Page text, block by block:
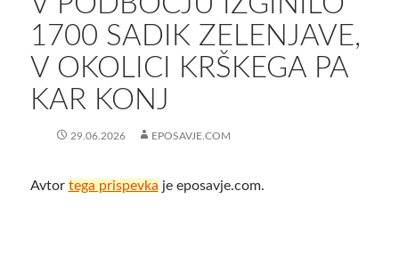
1700 SADIK ZELENJAVE,
V OKOLICI KRŠKEGA PA
KAR KONJ
29.06.2026 EPOSAVJE.COM
Avtor tega prispevka je eposavje.com.